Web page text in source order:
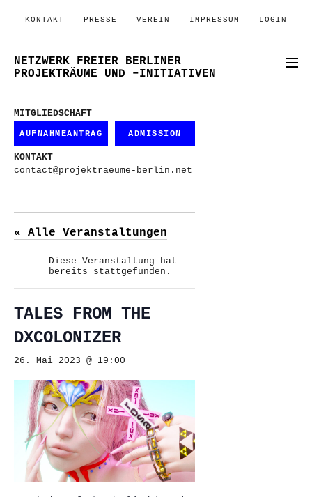
KONTAKT PRESSE VEREIN IMPRESSUM LOGIN
NETZWERK FREIER BERLINER
PROJEKTRÄUME UND –INITIATIVEN
MITGLIEDSCHAFT
AUFNAHMEANTRAG ADMISSION
KONTAKT
contact@projektraeume-berlin.net
« Alle Veranstaltungen
Diese Veranstaltung hat
bereits stattgefunden.
TALES FROM THE
DXCOLONIZER
26. Mai 2023 @ 19:00